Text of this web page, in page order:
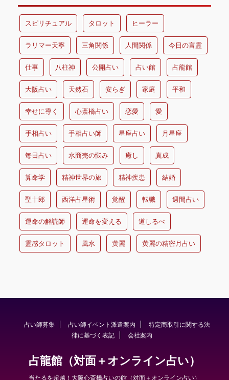
スピリチュアル タロット ヒーラー
ラリマー天寧 三角関係 人間関係 今日の言霊
仕事 八柱神 公開占い 占い館 占龍館
大阪占い 天然石 安らぎ 家庭 平和
幸せに導く 心斎橋占い 恋愛 愛
手相占い 手相占い師 星座占い 月星座
毎日占い 水商売の悩み 癒し 真成
算命学 精神世界の旅 精神疾患 結婚
聖十郎 西洋占星術 覚醒 転職 週間占い
運命の解読師 運命を変える 道しるべ
霊感タロット 風水 黄麗 黄麗の精密月占い
占い師募集 占い師イベント派遣案内
特定商取引に関する法
律に基づく表記
会社案内
占龍館（対面＋オンライン占い）
当たるを超越！大阪心斎橋占いの館（対面＋オンライン占い）